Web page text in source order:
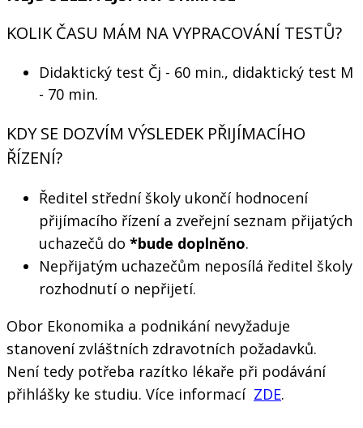
KOLIK ČASU MÁM NA VYPRACOVÁNÍ TESTŮ?
Didaktický test Čj - 60 min., didaktický test M
- 70 min.
KDY SE DOZVÍM VÝSLEDEK PŘIJÍMACÍHO
ŘÍZENÍ?
Ředitel střední školy ukončí hodnocení
přijímacího řízení a zveřejní seznam přijatých
uchazečů do *bude doplněno.
Nepřijatým uchazečům neposílá ředitel školy
rozhodnutí o nepřijetí.
Obor Ekonomika a podnikání nevyžaduje
stanovení zvláštních zdravotních požadavků.
Není tedy potřeba razítko lékaře při podávání
přihlášky ke studiu. Více informací ZDE.